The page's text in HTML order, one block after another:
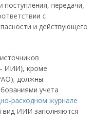
поступления, передачи,
с
и действующего
ИИИ), кроме
должны
учета
расходном журнале
вид ИИИ заполняются